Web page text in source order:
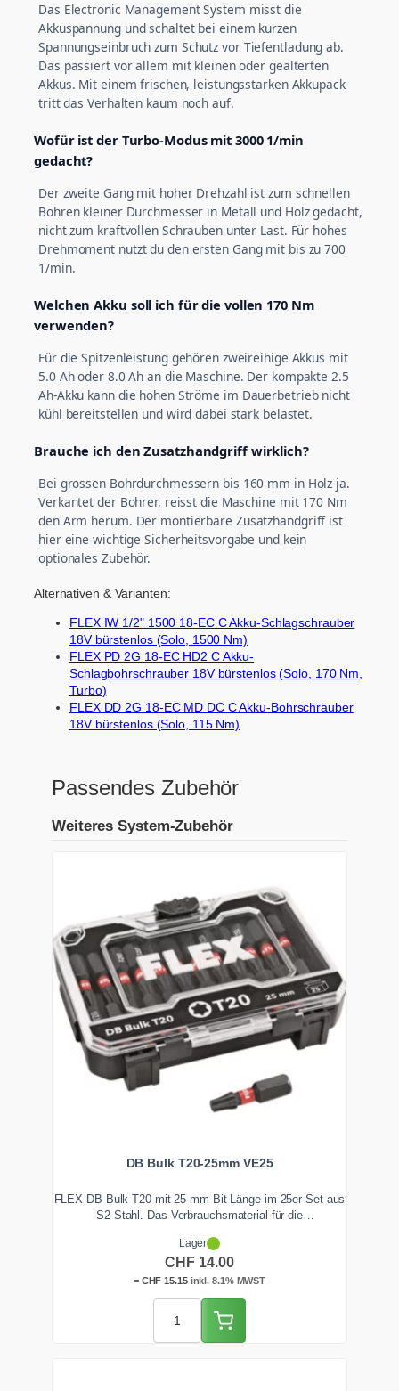
Das Electronic Management System misst die
Akkuspannung und schaltet bei einem kurzen
Spannungseinbruch zum Schutz vor Tiefentladung ab.
Das passiert vor allem mit kleinen oder gealterten
Akkus. Mit einem frischen, leistungsstarken Akkupack
tritt das Verhalten kaum noch auf.
Wofür ist der Turbo-Modus mit 3000 1/min
gedacht?
Der zweite Gang mit hoher Drehzahl ist zum schnellen
Bohren kleiner Durchmesser in Metall und Holz gedacht,
nicht zum kraftvollen Schrauben unter Last. Für hohes
Drehmoment nutzt du den ersten Gang mit bis zu 700
1/min.
Welchen Akku soll ich für die vollen 170 Nm
verwenden?
Für die Spitzenleistung gehören zweireihige Akkus mit
5.0 Ah oder 8.0 Ah an die Maschine. Der kompakte 2.5
Ah-Akku kann die hohen Ströme im Dauerbetrieb nicht
kühl bereitstellen und wird dabei stark belastet.
Brauche ich den Zusatzhandgriff wirklich?
Bei grossen Bohrdurchmessern bis 160 mm in Holz ja.
Verkantet der Bohrer, reisst die Maschine mit 170 Nm
den Arm herum. Der montierbare Zusatzhandgriff ist
hier eine wichtige Sicherheitsvorgabe und kein
optionales Zubehör.
Alternativen & Varianten:
FLEX IW 1/2" 1500 18-EC C Akku-Schlagschrauber
18V bürstenlos (Solo, 1500 Nm)
FLEX PD 2G 18-EC HD2 C Akku-
Schlagbohrschrauber 18V bürstenlos (Solo, 170 Nm,
Turbo)
FLEX DD 2G 18-EC MD DC C Akku-Bohrschrauber
18V bürstenlos (Solo, 115 Nm)
Passendes Zubehör
Weiteres System-Zubehör
DB Bulk T20-25mm VE25
FLEX DB Bulk T20 mit 25 mm Bit-Länge im 25er-Set aus
S2-Stahl. Das Verbrauchsmaterial für die
formschlüssig passend in die FLEX DB 41 E Box. Immer
frischer Ersatz griffbereit, ab Lager Zentralschweiz.
Lager
CHF 14.00
= CHF 15.15inkl. 8.1% MWST